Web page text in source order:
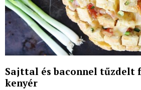
Sajttal és baconnel tűzdelt
kenyér